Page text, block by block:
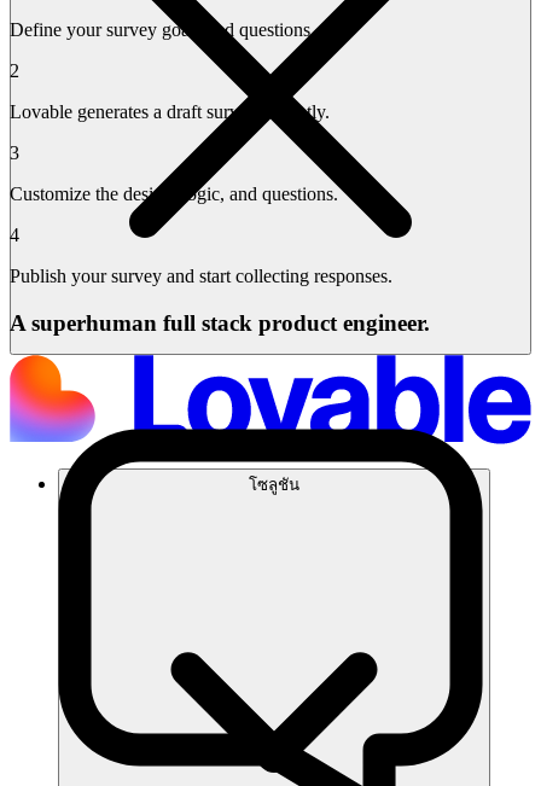
โซลูชัน
Define your survey goals and questions.
2
Lovable generates a draft survey instantly.
3
Customize the design, logic, and questions.
4
Publish your survey and start collecting responses.
A superhuman full stack product engineer.